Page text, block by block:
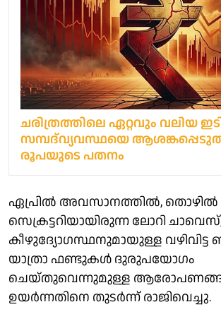
ചരിത്രത്തിലെ ഏറ്റവും വലിയ
സമ്പദ്‌വ്യവസ്ഥയെ
രൂപയുടെ പതനം
ഏപ്രിൽ അവസാനത്തിൽ, തൊഴിൽ
സെക്രട്ടറിയായിരുന്ന ലോറി
കീഴുദ്യോഗസ്ഥനുമായുള്ള വഴിവിട്ട
യാത്രാ ഫണ്ടുകൾ ദുരുപയോഗം
ചെയ്തുവെന്നുമുള്ള
ഉയർന്നതിനെ തുടർന്ന് രാജിവെച്ചു.